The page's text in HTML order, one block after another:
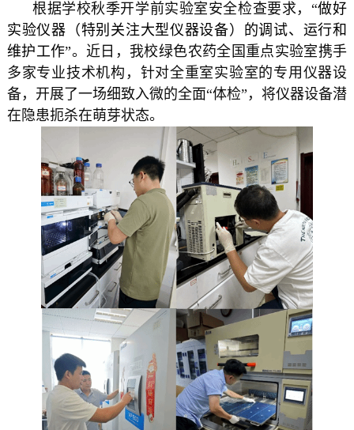
根据学校秋季开学前实验室安全检查要求，“做好
实验仪器（特别关注大型仪器设备）的调试、运行和
维护工作”。近日，我校绿色农药全国重点实验室携手
多家专业技术机构，针对全重室实验室的专用仪器设
备，开展了一场细致入微的全面“体检”，将仪器设备潜
在隐患扼杀在萌芽状态。